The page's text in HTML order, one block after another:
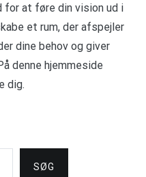
for at føre din vision ud i
et rum, der afspejler
dine behov og giver
denne hjemmeside
dig.
SØG